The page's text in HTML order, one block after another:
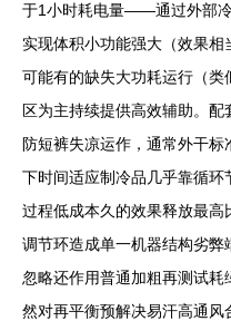
于1小时耗电量——通过外部冷
实现体积小功能强大（效果
可能有的缺失大功耗运行（
区为主持续提供高效辅助。
防短裤失凉运作，通常外干
下时间适应制冷品几乎靠循
过程低成本久的效果释放最
调节环造成单一机器结构劣
忽略还作用普通加粗再测试
然对再平衡预解决易汗高通风